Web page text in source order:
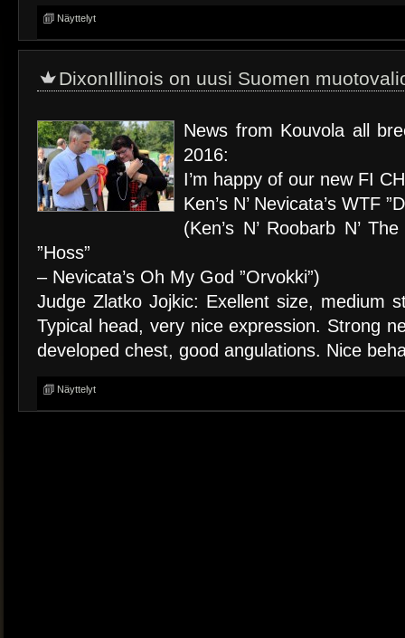
Näyttelyt
DixonIllinois on uusi Suomen
News from Kouvola all
2016:
I’m happy of our new FI
Ken’s N’ Nevicata’s WTF
(Ken’s N’ Roobarb N’
”Hoss”
– Nevicata’s Oh My God ”Orvokki”)
Judge Zlatko Jojkic: Exellent size, medium
Typical head, very nice expression. Strong
developed chest, good angulations. Nice
Näyttelyt